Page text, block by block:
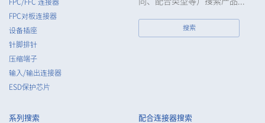
FPC对板连接器
设备插座
针脚排针
压缩端子
输入/输出连接器
ESD保护芯片
搜索
系列搜索 配合连接器搜索